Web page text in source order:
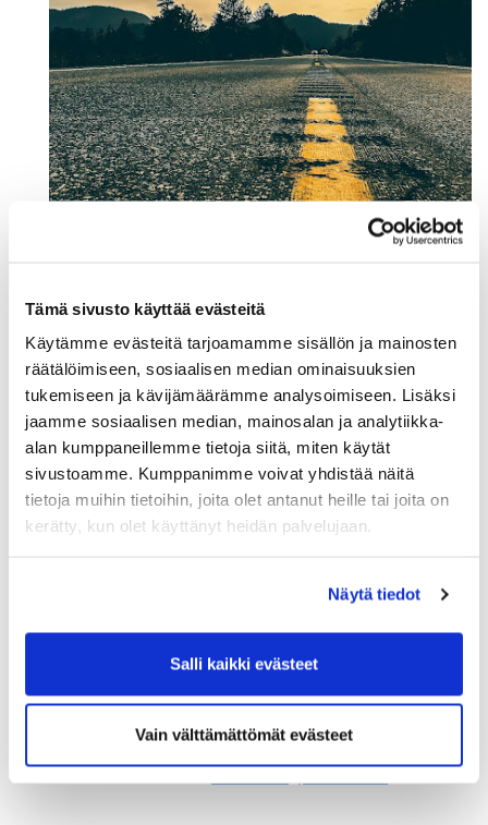
Tämä sivusto käyttää evästeitä
Käytämme evästeitä tarjoamamme sisällön ja mainosten
räätälöimiseen, sosiaalisen median ominaisuuksien
tukemiseen ja kävijämäärämme analysoimiseen. Lisäksi
jaamme sosiaalisen median, mainosalan ja analytiikka-
alan kumppaneillemme tietoja siitä, miten käytät
sivustoamme. Kumppanimme voivat yhdistää näitä
tietoja muihin tietoihin, joita olet antanut heille tai joita on
kerätty, kun olet käyttänyt heidän palvelujaan.
Näytä tiedot
Salli kaikki evästeet
Vain välttämättömät evästeet
Väyläverkon merkittävimpien ongelmakohtien
kartoitus
Väylänpidon tavoitteena on mahdollistaa Suomen
hyvinvointi, kilpailukyky ja kestävä kasvu. Väylä ja
väyläverkon merkittävimmistä korjaus- ja
elinkeinoelämän kilpailukyvyn ja kestävän kasvun
sekä työmatkaliikenteen näkökulmasta.
Pyydämme vastauksianne pe 24.5. mennessä.
TÄSTÄ KYSELYYN:suomeksi;på svenska